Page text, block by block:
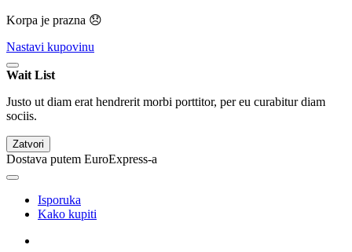
Korpa je prazna 😞
Nastavi kupovinu
Wait List
Justo ut diam erat hendrerit morbi porttitor, per eu curabitur diam
sociis.
Zatvori
Dostava putem EuroExpress-a
Isporuka
Kako kupiti